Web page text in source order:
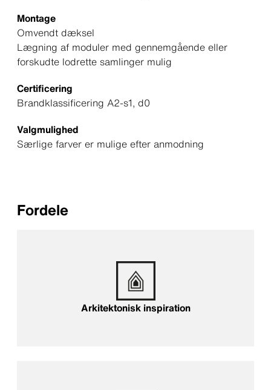
Montage
Omvendt dæksel
Lægning af moduler med gennemgående eller
forskudte lodrette samlinger mulig
Certificering
Brandklassificering A2-s1, d0
Valgmulighed
Særlige farver er mulige efter anmodning
Fordele
Arkitektonisk inspiration